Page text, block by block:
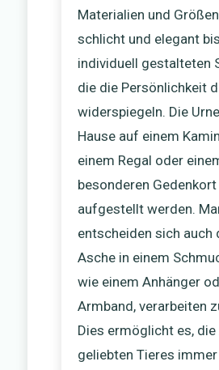
Materialien und
schlicht und elegant
individuell gestalteten
die die Persönlichkeit
widerspiegeln. Die
Hause auf einem
einem Regal oder
besonderen Gedenkort
aufgestellt werden.
entscheiden sich auch
Asche in einem
wie einem Anhänger
Armband, verarbeiten
Dies ermöglicht es,
geliebten Tieres